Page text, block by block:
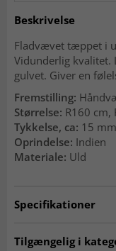
Beskrivelse
Fladvævet tæppet i
Vidunderlig kvalitet.
gulvet. Giver en
Fremstilling:
Størrelse: R160 cm,
Tykkelse, ca: 15
Oprindelse: Indien
Materiale: Uld
Specifikationer
Tilgængelig i